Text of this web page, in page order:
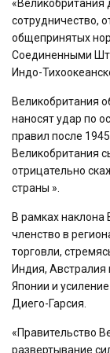
сотрудничество,
общепринятых
Соединенными
Индо-
Великобритания
наносят удар по
правил после
Великобритания
отрицательно
страны ».
В рамках наклона
членство в
торговли,
Индия, Австралия
Японии и
Диего-Гарсия.
«Правительство
развертывание